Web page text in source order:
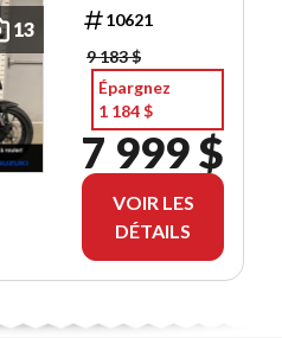
13
10621
9 183 $
Épargnez
1 184 $
7 999 $
VOIR LES
DÉTAILS